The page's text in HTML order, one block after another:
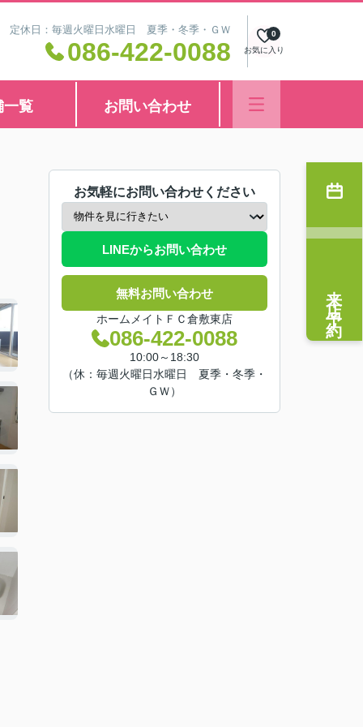
定休日：毎週火曜日水曜日 夏季・冬季・ＧＷ
086-422-0088 お気に入り
0
一覧 お問い合わせ
お気軽にお問い合わせください
LINEからお問い合わせ
無料お問い合わせ
ホームメイトＦＣ倉敷東店
086-422-0088
10:00～18:30
（休：毎週火曜日水曜日 夏季・冬季・
ＧＷ）
来店予約